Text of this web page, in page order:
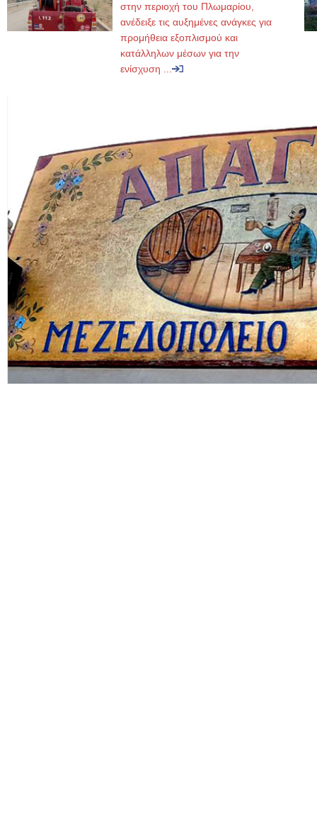
στην περιοχή του Πλωμαρίου,
ανέδειξε τις αυξημένες ανάγκες για
προμήθεια εξοπλισμού και
κατάλληλων μέσων για την
ενίσχυση ...